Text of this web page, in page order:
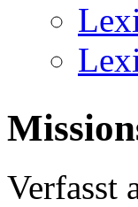
Verfasst